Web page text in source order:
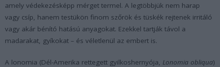
amely védekezésképp mérget termel. A legtöbbjük nem harap
vagy csíp, hanem testükön finom szőrök és tüskék rejtenek irritáló
vagy akár bénító hatású anyagokat. Ezekkel tartják távol a
madarakat, gyíkokat – és véletlenül az embert is.
A lonomia (Dél-Amerika rettegett gyilkoshernyója, Lonomia obliqua)